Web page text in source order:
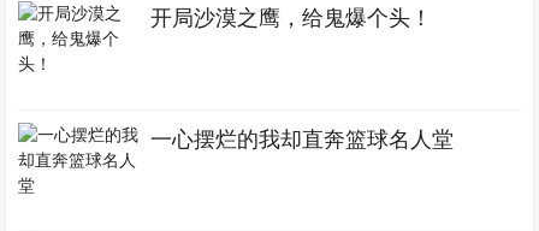
开局沙漠之鹰，给鬼爆个头！
一心摆烂的我却直奔篮球名人堂